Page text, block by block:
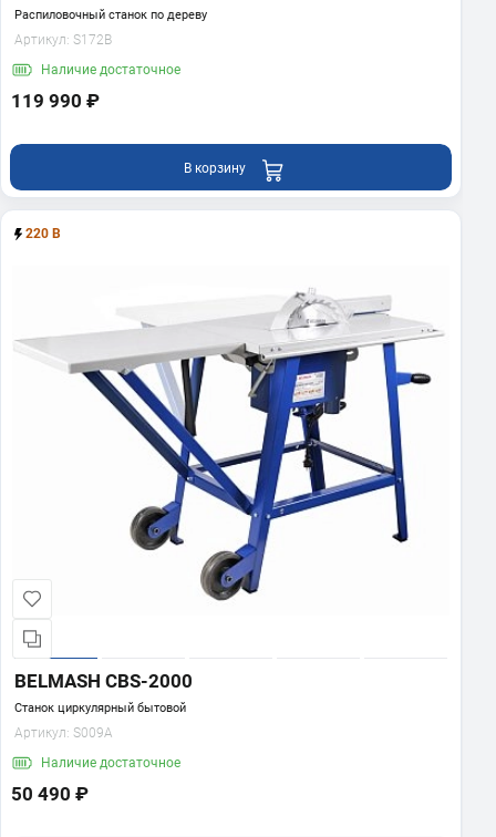
Распиловочный станок по дереву
Артикул: S172B
Наличие достаточное
119 990 ₽
В корзину
220 В
BELMASH CBS-2000
Станок циркулярный бытовой
Артикул: S009A
Наличие достаточное
50 490 ₽